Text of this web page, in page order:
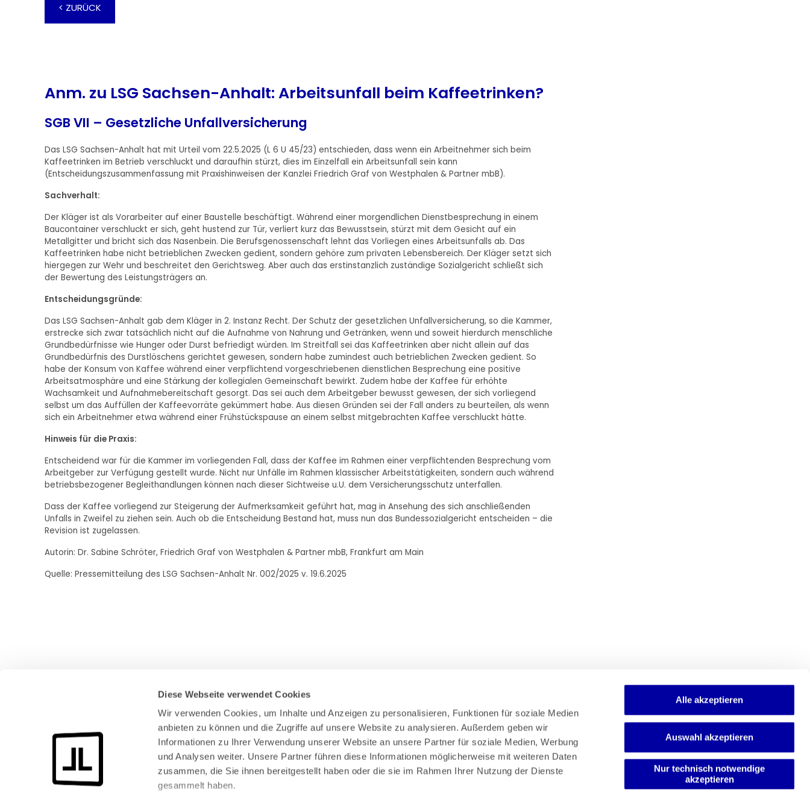
Diese Webseite verwendet Cookies
Wir verwenden Cookies, um Inhalte und Anzeigen zu personalisieren, Funktionen für soziale Medien
anbieten zu können und die Zugriffe auf unsere Website zu analysieren. Außerdem geben wir
Informationen zu Ihrer Verwendung unserer Website an unsere Partner für soziale Medien, Werbung
und Analysen weiter. Unsere Partner führen diese Informationen möglicherweise mit weiteren Daten
zusammen, die Sie ihnen bereitgestellt haben oder die sie im Rahmen Ihrer Nutzung der Dienste
gesammelt haben.
Alle akzeptieren
Auswahl akzeptieren
Nur technisch notwendige
akzeptieren
< ZURÜCK
Anm. zu LSG Sachsen-Anhalt: Arbeitsunfall beim Kaffeetrinken?
SGB VII – Gesetzliche Unfallversicherung
Das LSG Sachsen-Anhalt hat mit Urteil vom 22.5.2025 (L 6 U 45/23) entschieden, dass wenn ein Arbeitnehmer sich beim
Kaffeetrinken im Betrieb verschluckt und daraufhin stürzt, dies im Einzelfall ein Arbeitsunfall sein kann
(Entscheidungszusammenfassung mit Praxishinweisen der Kanzlei Friedrich Graf von Westphalen & Partner mbB).
Sachverhalt:
Der Kläger ist als Vorarbeiter auf einer Baustelle beschäftigt. Während einer morgendlichen Dienstbesprechung in einem
Baucontainer verschluckt er sich, geht hustend zur Tür, verliert kurz das Bewusstsein, stürzt mit dem Gesicht auf ein
Metallgitter und bricht sich das Nasenbein. Die Berufsgenossenschaft lehnt das Vorliegen eines Arbeitsunfalls ab. Das
Kaffeetrinken habe nicht betrieblichen Zwecken gedient, sondern gehöre zum privaten Lebensbereich. Der Kläger setzt sich
hiergegen zur Wehr und beschreitet den Gerichtsweg. Aber auch das erstinstanzlich zuständige Sozialgericht schließt sich
der Bewertung des Leistungsträgers an.
Entscheidungsgründe:
Das LSG Sachsen-Anhalt gab dem Kläger in 2. Instanz Recht. Der Schutz der gesetzlichen Unfallversicherung, so die Kammer,
erstrecke sich zwar tatsächlich nicht auf die Aufnahme von Nahrung und Getränken, wenn und soweit hierdurch menschliche
Grundbedürfnisse wie Hunger oder Durst befriedigt würden. Im Streitfall sei das Kaffeetrinken aber nicht allein auf das
Grundbedürfnis des Durstlöschens gerichtet gewesen, sondern habe zumindest auch betrieblichen Zwecken gedient. So
habe der Konsum von Kaffee während einer verpflichtend vorgeschriebenen dienstlichen Besprechung eine positive
Arbeitsatmosphäre und eine Stärkung der kollegialen Gemeinschaft bewirkt. Zudem habe der Kaffee für erhöhte
Wachsamkeit und Aufnahmebereitschaft gesorgt. Das sei auch dem Arbeitgeber bewusst gewesen, der sich vorliegend
selbst um das Auffüllen der Kaffeevorräte gekümmert habe. Aus diesen Gründen sei der Fall anders zu beurteilen, als wenn
sich ein Arbeitnehmer etwa während einer Frühstückspause an einem selbst mitgebrachten Kaffee verschluckt hätte.
Hinweis für die Praxis:
Entscheidend war für die Kammer im vorliegenden Fall, dass der Kaffee im Rahmen einer verpflichtenden Besprechung vom
Arbeitgeber zur Verfügung gestellt wurde. Nicht nur Unfälle im Rahmen klassischer Arbeitstätigkeiten, sondern auch während
betriebsbezogener Begleithandlungen können nach dieser Sichtweise u.U. dem Versicherungsschutz unterfallen.
Dass der Kaffee vorliegend zur Steigerung der Aufmerksamkeit geführt hat, mag in Ansehung des sich anschließenden
Unfalls in Zweifel zu ziehen sein. Auch ob die Entscheidung Bestand hat, muss nun das Bundessozialgericht entscheiden – die
Revision ist zugelassen.
Autorin: Dr. Sabine Schröter, Friedrich Graf von Westphalen & Partner mbB, Frankfurt am Main
Quelle: Pressemitteilung des LSG Sachsen-Anhalt Nr. 002/2025 v. 19.6.2025
Bundeskanzlerplatz 2
53113 Bonn
Zahlung & Versand
Rücksendungen/Widerrufsbelehrung
Muster Widerrufsformular (PDF)
Newsletter
Mediadaten
Media-Center